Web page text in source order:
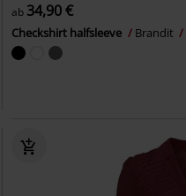
ab 34,90 €
Checkshirt halfsleeve Brandit